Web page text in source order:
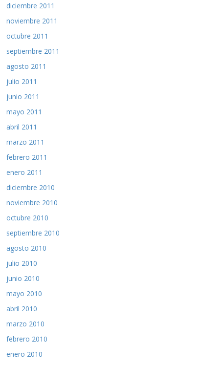
diciembre 2011
noviembre 2011
octubre 2011
septiembre 2011
agosto 2011
julio 2011
junio 2011
mayo 2011
abril 2011
marzo 2011
febrero 2011
enero 2011
diciembre 2010
noviembre 2010
octubre 2010
septiembre 2010
agosto 2010
julio 2010
junio 2010
mayo 2010
abril 2010
marzo 2010
febrero 2010
enero 2010